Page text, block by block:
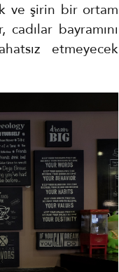
ve şirin bir ortam
cadılar bayramını
etmeyecek